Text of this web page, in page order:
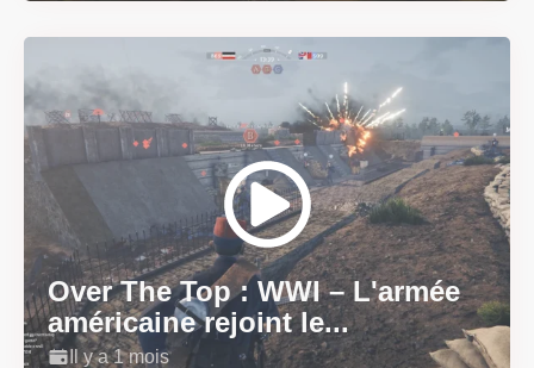
Over The Top : WWI – L'armée
américaine rejoint le...
Il y a 1 mois